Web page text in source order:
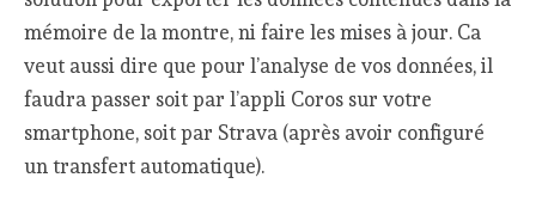
mémoire de la montre, ni faire les mises à jour. Ca
veut aussi dire que pour l’analyse de vos données, il
faudra passer soit par l’appli Coros sur votre
smartphone, soit par Strava (après avoir configuré
un transfert automatique).